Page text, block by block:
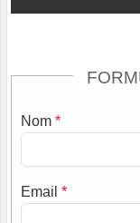
Nom *
Email *